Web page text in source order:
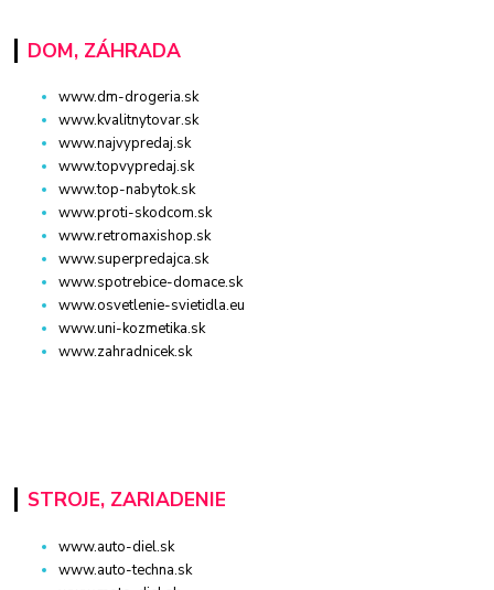
DOM, ZÁHRADA
www.dm-drogeria.sk
www.kvalitnytovar.sk
www.najvypredaj.sk
www.topvypredaj.sk
www.top-nabytok.sk
www.proti-skodcom.sk
www.retromaxishop.sk
www.superpredajca.sk
www.spotrebice-domace.sk
www.osvetlenie-svietidla.eu
www.uni-kozmetika.sk
www.zahradnicek.sk
STROJE, ZARIADENIE
www.auto-diel.sk
www.auto-techna.sk